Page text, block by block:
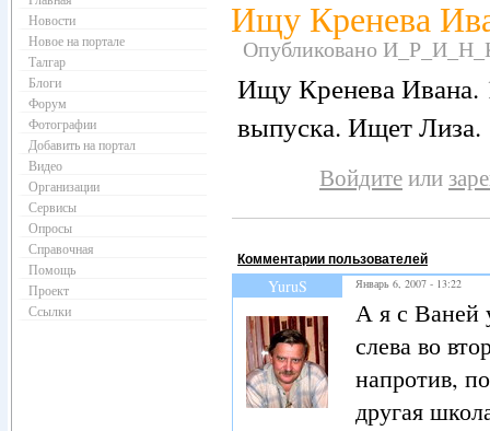
Ищу Кренева
Опубликовано
Ищу Кренева Ивана.
выпуска. Ищет Лиза.
Войдитеили
Комментарии пользователей
YuruS Январь 6, 2007 - 13:22
А я с Ваней
слева во
напротив,
другая
Новости
Новое на портале
Талгар
Блоги
Форум
Фотографии
Добавить на портал
Видео
Организации
Сервисы
Опросы
Справочная
Помощь
Проект
Ссылки